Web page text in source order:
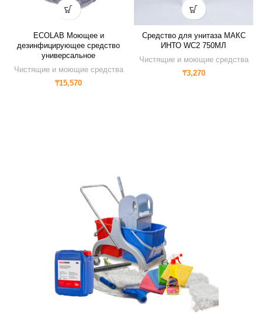
ECOLAB Моющее и
дезинфицирующее средство
универсальное
Чистящие и моющие средства
₸15,570
Средство для унитаза МАКС
ИНТО WC2 750МЛ
Чистящие и моющие средства
₸3,270